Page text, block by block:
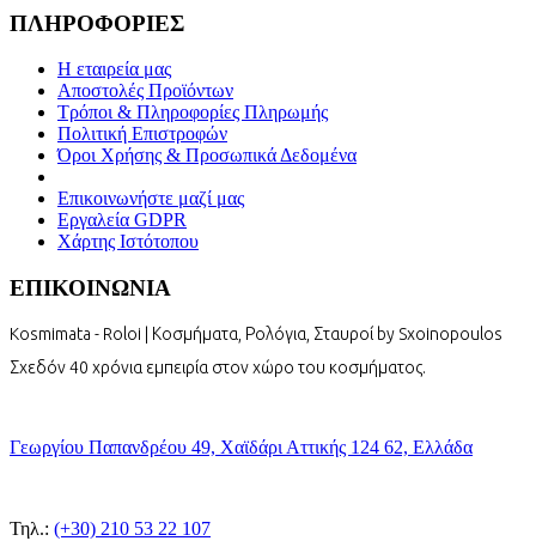
ΠΛΗΡΟΦΟΡΙΕΣ
Η εταιρεία μας
Αποστολές Προϊόντων
Τρόποι & Πληροφορίες Πληρωμής
Πολιτική Επιστροφών
Όροι Χρήσης & Προσωπικά Δεδομένα
Επικοινωνήστε μαζί μας
Εργαλεία GDPR
Χάρτης Ιστότοπου
ΕΠΙΚΟΙΝΩΝΙΑ
Kosmimata - Roloi | Κοσμήματα, Ρολόγια, Σταυροί by Sxoinopoulos
Σχεδόν 40 χρόνια εμπειρία στον χώρο του κοσμήματος.
Γεωργίου Παπανδρέου 49, Χαϊδάρι Αττικής 124 62, Ελλάδα
Τηλ.: (+30) 210 53 22 107